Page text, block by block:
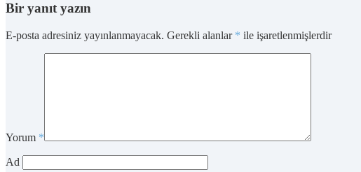
Bir yanıt yazın
E-posta adresiniz yayınlanmayacak. Gerekli alanlar * ile işaretlenmişlerdir
Yorum *
Ad